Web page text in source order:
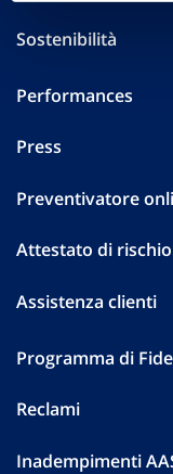
Sostenibilità
Performances
Press
Preventivatore
Attestato di rischio
Assistenza clienti
Programma di
Reclami
Inadempimenti